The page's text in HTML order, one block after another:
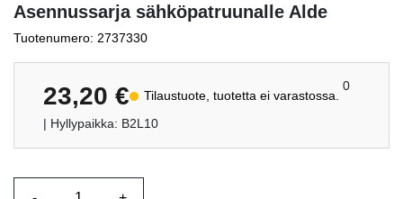
Asennussarja sähköpatruunalle Alde
Tuotenumero: 2737330
23,20 € Tilaustuote, tuotetta ei varastossa.
0
| Hyllypaikka: B2L10